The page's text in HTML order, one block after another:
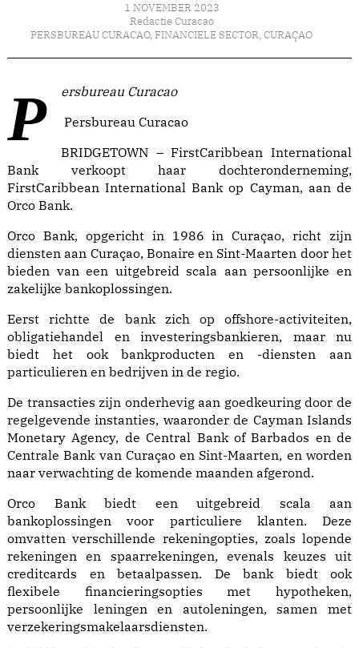
1 NOVEMBER 2023
Redactie Curacao
PERSBUREAU CURACAO, FINANCIELE SECTOR, CURAÇAO
Persbureau Curacao
Persbureau Curacao
BRIDGETOWN – FirstCaribbean International
Bank verkoopt haar dochteronderneming,
FirstCaribbean International Bank op Cayman, aan de
Orco Bank.
Orco Bank, opgericht in 1986 in Curaçao, richt zijn
diensten aan Curaçao, Bonaire en Sint-Maarten door het
bieden van een uitgebreid scala aan persoonlijke en
zakelijke bankoplossingen.
Eerst richtte de bank zich op offshore-activiteiten,
obligatiehandel en investeringsbankieren, maar nu
biedt het ook bankproducten en -diensten aan
particulieren en bedrijven in de regio.
De transacties zijn onderhevig aan goedkeuring door de
regelgevende instanties, waaronder de Cayman Islands
Monetary Agency, de Central Bank of Barbados en de
Centrale Bank van Curaçao en Sint-Maarten, en worden
naar verwachting de komende maanden afgerond.
Orco Bank biedt een uitgebreid scala aan
bankoplossingen voor particuliere klanten. Deze
omvatten verschillende rekeningopties, zoals lopende
rekeningen en spaarrekeningen, evenals keuzes uit
creditcards en betaalpassen. De bank biedt ook
flexibele financieringsopties met hypotheken,
persoonlijke leningen en autoleningen, samen met
verzekeringsmakelaarsdiensten.